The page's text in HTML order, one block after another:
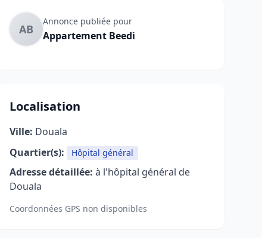
AB
Annonce publiée pour
Appartement Beedi
Localisation
Ville: Douala
Quartier(s):
Hôpital général
Adresse détaillée: à l'hôpital général de
Douala
Coordonnées GPS non disponibles